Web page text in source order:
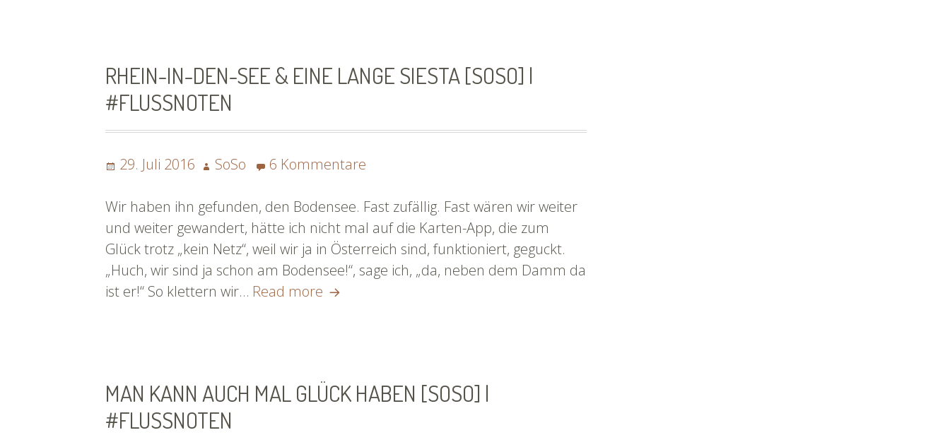
RHEIN-IN-DEN-SEE & EINE LANGE SIESTA [SOSO] |
#FLUSSNOTEN
Posted
29. Juli 2016 Author
SoSo 6 Kommentare
in-
den-
See
&
#flussnoten
Wir haben ihn gefunden, den Bodensee. Fast zufällig. Fast wären wir weiter
und weiter gewandert, hätte ich nicht mal auf die Karten-App, die zum
Glück trotz „kein Netz“, weil wir ja in Österreich sind, funktioniert, geguckt.
„Huch, wir sind ja schon am Bodensee!“, sage ich, „da, neben dem Damm da
ist er!“ So klettern wir… Read more Rhein-
eine
MAN KANN AUCH MAL GLÜCK HABEN [SOSO] |
#FLUSSNOTEN